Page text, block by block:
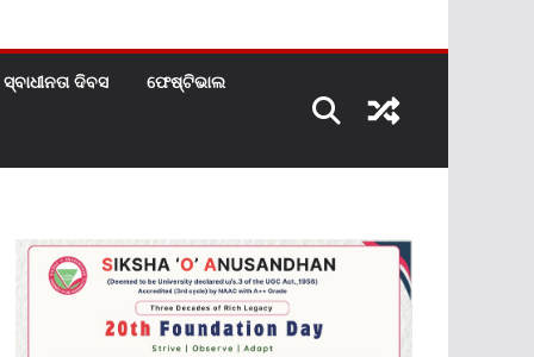
ସ୍ବାଧୀନତା ଦିବସ ଫେଷ୍ଟିଭାଲ